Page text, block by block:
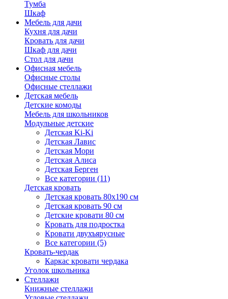
Тумба
Шкаф
Мебель для дачи
Кухня для дачи
Кровать для дачи
Шкаф для дачи
Стол для дачи
Офисная мебель
Офисные столы
Офисные стеллажи
Детская мебель
Детские комоды
Мебель для школьников
Модульные детские
Детская Ki-Ki
Детская Лавис
Детская Мори
Детская Алиса
Детская Берген
Все категории (11)
Детская кровать
Детская кровать 80х190 см
Детская кровать 90 см
Детские кровати 80 см
Кровать для подростка
Кровати двухъярусные
Все категории (5)
Кровать-чердак
Каркас кровати чердака
Уголок школьника
Стеллажи
Книжные стеллажи